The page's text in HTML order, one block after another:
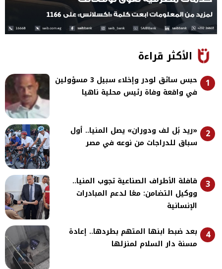
الأكثر قراءة
1
حبس سائق لودر وإخلاء سبيل 3 مسؤولين
في واقعة وفاة رئيس محلية ناهيا
2
«ريد بُل لف ودوران» يصل المنيا.. أول
سباق للدراجات من نوعه في مصر
3
قافلة الأطراف الصناعية تجوب المنيا..
ووكيل التضامن: معًا لدعم المبادرات
الإنسانية
4
بعد ضبط ابنها المتهم بطردها.. إعادة
مسنة دار السلام لمنزلها